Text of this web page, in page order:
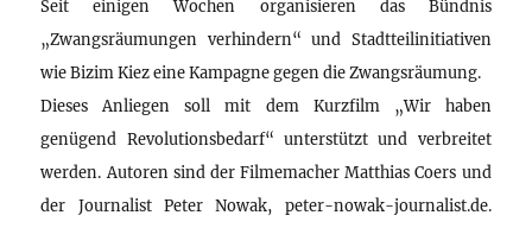
Seit einigen Wochen organisieren das Bündnis
„Zwangsräumungen verhindern“ und Stadtteilinitiativen
wie Bizim Kiez eine Kampagne gegen die Zwangsräumung.
Dieses Anliegen soll mit dem Kurzfilm „Wir haben
genügend Revolutionsbedarf“ unterstützt und verbreitet
werden. Autoren sind der Filmemacher Matthias Coers und
der Journalist Peter Nowak, peter-nowak-journalist.de.